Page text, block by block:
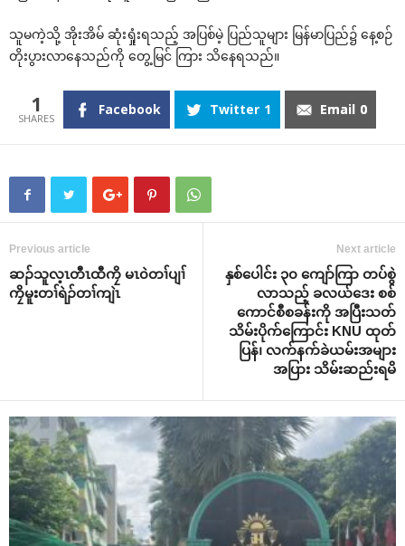
သူမကဲ့သို့ အိုးအိမ် ဆုံးရှုံးရသည့် အပြစ်မဲ့ ပြည်သူများ မြန်မာပြည်၌ နေ့စဉ်
တိုးပွားလာနေသည်ကို တွေ့မြင် ကြား သိနေရသည်။
1 Facebook Twitter 1 Email 0
Previous article
ဆၣ်သူလ့ၤတီၤထီကၠိ မၤ၀ဲတၢ်ပျၢ်
ကၠိမူးတၢ်ရဲၣ်တၢ်ကျဲၤ
Next article
နှစ်ပေါင်း ၃၀ ကျော်ကြာ တပ်စွဲ
လာသည့် ခလယ်ဒေး စစ်
ကောင်စီစခန်းကို အပြီးသတ်
သိမ်းပိုက်ကြောင်း KNU ထုတ်
ပြန်၊ လက်နက်ခဲယမ်းအများ
အပြား သိမ်းဆည်းရမိ